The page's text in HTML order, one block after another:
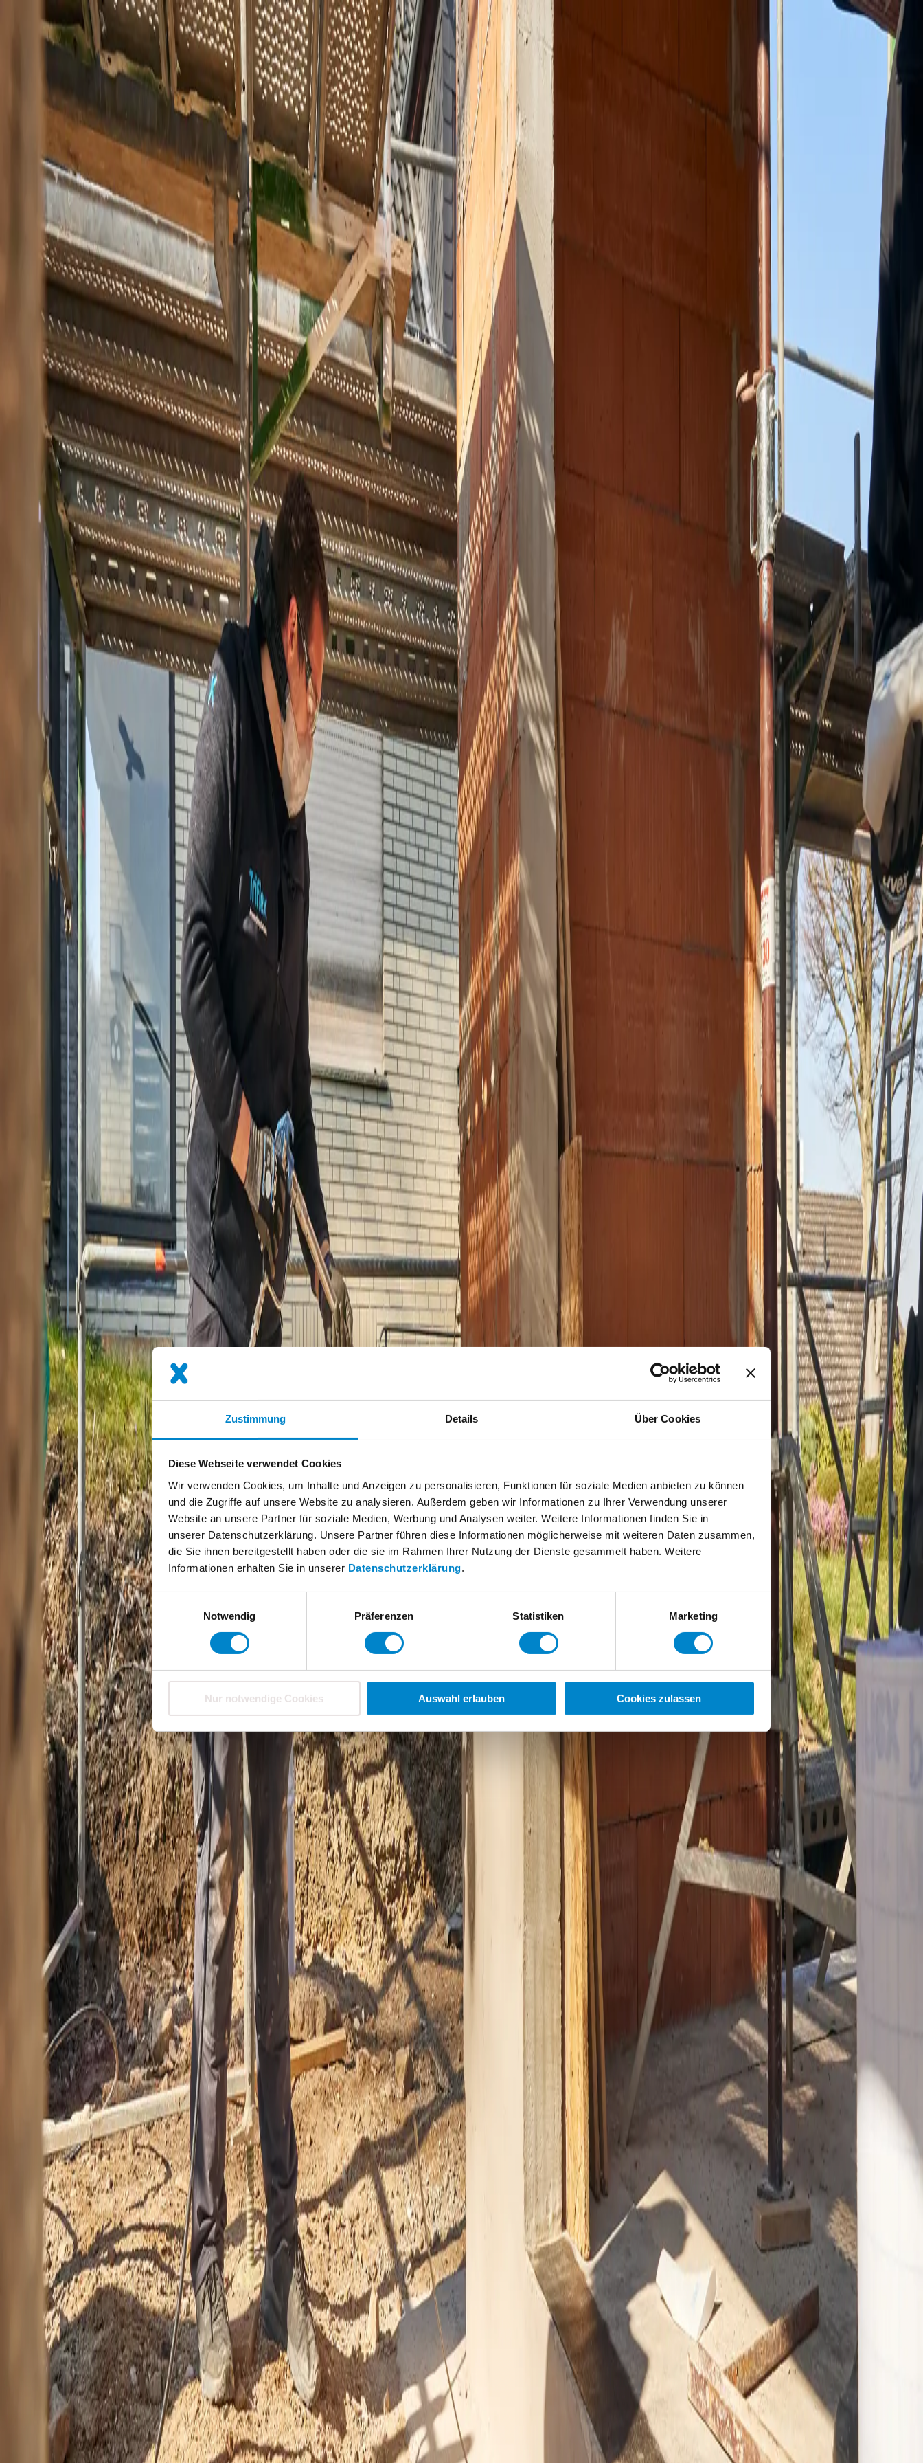
Zustimmung Details Über Cookies
Diese Webseite verwendet Cookies
Wir verwenden Cookies, um Inhalte und Anzeigen zu personalisieren, Funktionen für soziale Medien anbieten zu können
und die Zugriffe auf unsere Website zu analysieren. Außerdem geben wir Informationen zu Ihrer Verwendung unserer
Website an unsere Partner für soziale Medien, Werbung und Analysen weiter. Weitere Informationen finden Sie in
unserer Datenschutzerklärung. Unsere Partner führen diese Informationen möglicherweise mit weiteren Daten zusammen,
die Sie ihnen bereitgestellt haben oder die sie im Rahmen Ihrer Nutzung der Dienste gesammelt haben. Weitere
Informationen erhalten Sie in unserer Datenschutzerklärung.
Einwilligungsauswahl
Notwendig
Präferenzen Statistiken Marketing
Nur notwendige Cookies Auswahl erlauben Cookies zulassen
Zur Hauptnavigation springenZum Hauptinhalt springen Zum Footer springen
Lösungen Lösungen - Menü öffnen
Branchen & Anwender Branchen & Anwender - Menü öffnen
Inspiration & Innovation
Über Triflex Über Triflex - Menü öffnen
Service Service Suche Suche
Menü
Technische Detailseiten
Triflex SmartTec
Technische Detailseiten
Abdichtungssystem
Triflex SmartTec
Sanierung, Reparaturen, Sockel, Zierbrunnen, Technikräume, Sprinklerbecken, Krankenhäuser, verschiedene Untergründe usw.: Triflex SmartTec bietet für jede Abdichtungsanforderung die optimale und
langfristige Lösung. Durch seine speziellen Eigenschaften ist die Abdichtungslösung Triflex SmartTec in kurzer Zeit funktionssicher. Die Dichtigkeit des Bauwerks ist sofort gewährleistet.
Bauwerksabdichtung mit Triflex SmartTec
Die Bauwerksabdichtung fängt mit der fachgerechten Ausführung des Grundsteins an. Ein hoher Grundwasserspiegel oder aufstauendes Regenwasser sind die Herausforderungen, die der eingesetzte Werkstoff
meistern muss. Nur wenn auch Fundament und Sockel sicher abgedichtet sind, hat das Gebäude lange Bestand.
Triflex SmartTec ist die universell einsetzbare Lösung für Bauwerksabdichtungen. Die innovative Abdichtungstechnologie mit Flüssigkunststoff kommt vor allem auf feuchten mineralischen Untergründen zur
Anwendung. Bei komplexen Details, aber auch in der flächigen Anwendung fügt sich das Material naht- und fugenlos an den Untergrund der Konstruktion an und bietet so eine dauerhafte, sichere Lösung.
So weist Triflex SmartTec nach ETA eine erwartbare Nutzungsdauer von 25 Jahren aus.
Ihre Vorteile im Überblick
Abdichtung feuchter mineralischer Untergründe
Das diffusionsoffene System mit einem SD-Wert von ca. 2,0 m ermöglicht eine nachträgliche Austrocknung des Untergrunds und reduziert das Risiko eingeschlossener Feuchtigkeit.
Innen und außen einsetzbar
Dank geringem Eigengeruch eignet sich das System auch für geruchssensible Bereiche wie Kindergärten oder Krankenhäuser.
Einfache Verarbeitung
Das 1-komponentige System minimiert Misch- und Verarbeitungsfehler und sorgt für eine sichere und effiziente Anwendung auf der Baustelle.
Dicht bis ins Detail
Die thixotropierte Flüssigabdichtung verhindert das Abgleiten auf senkrechten Flächen und ermöglicht eine sichere Detailausbildung.
Zertifizierte Sicherheit
Mit allgemeinen bauaufsichtlichen Prüfzeugnissen (abP) für Bauwerks- und Dachabdichtungen bietet das System geprüfte Qualität und Sicherheit.
Langlebigkeit
Die erwartete Lebensdauer von 25 Jahren gemäß Leitlinie EAD 03035-00-0402 unterstreicht die dauerhafte Leistungsfähigkeit des Systems.
Umweltfreundlich und emissionsarm
Zertifiziert mit EMICODE EC1plus und dem Blauen Engel erfüllt das System höchste Anforderungen an Umwelt- und Gesundheitsverträglichkeit.
Für jeden Einsatz die perfekte Lösung
Wählen Sie die passende Variante für Ihr Projekt
Sanierung, Reparaturen, Sockel, Zierbrunnen, Technikräume, Sprinklerbecken, Krankenhäuser, verschiedene Untergründe usw.: Triflex SmartTec bietet für jede Abdichtungsanforderung die optimale und langfristige Lösung.
Durch seine speziellen Eigenschaften ist die Abdichtungslösung Triflex SmartTec in kurzer Zeit funktionssicher. Die Dichtigkeit des Bauwerks ist sofort gewährleistet.
Variante auswählenVariante auswählen
Downloads
Produktinformationen
Ihr persönlicher Kontakt zu Triflex
Unsere Experten unterstützen Sie von der ersten Anfrage bis zur Umsetzung Ihres Projekts.